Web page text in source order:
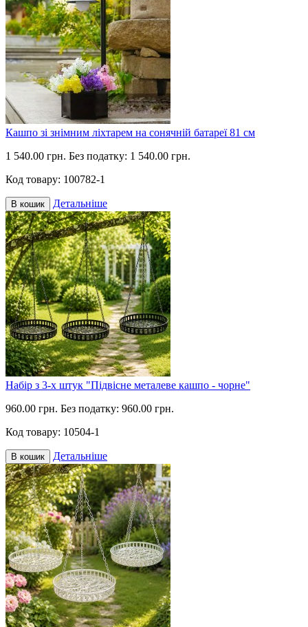
Кашпо зі знімним ліхтарем на сонячній батареї 81 см
1 540.00 грн. Без податку: 1 540.00 грн.
Код товару: 100782-1
В кошик Детальніше
Набір з 3-х штук "Підвісне металеве кашпо - чорне"
960.00 грн. Без податку: 960.00 грн.
Код товару: 10504-1
В кошик Детальніше